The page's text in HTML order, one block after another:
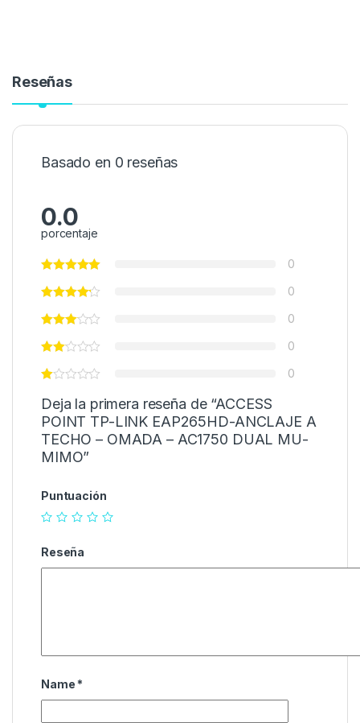
Reseñas
Basado en 0 reseñas
0.0
porcentaje
0
0
0
0
0
Deja la primera reseña de “ACCESS
POINT TP-LINK EAP265HD-ANCLAJE A
TECHO – OMADA – AC1750 DUAL MU-
MIMO”
Puntuación
Reseña
Name *